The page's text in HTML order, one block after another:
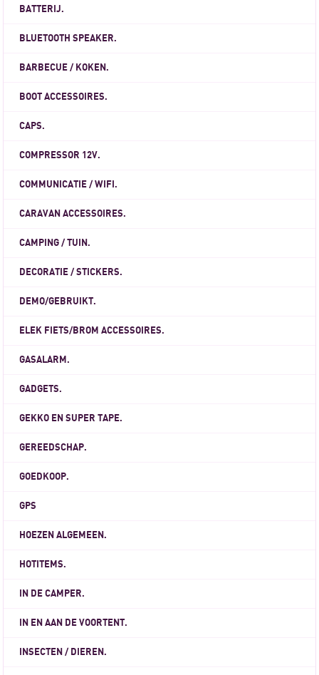
BATTERIJ.
BLUETOOTH SPEAKER.
BARBECUE / KOKEN.
BOOT ACCESSOIRES.
CAPS.
COMPRESSOR 12V.
COMMUNICATIE / WIFI.
CARAVAN ACCESSOIRES.
CAMPING / TUIN.
DECORATIE / STICKERS.
DEMO/GEBRUIKT.
ELEK FIETS/BROM ACCESSOIRES.
GASALARM.
GADGETS.
GEKKO EN SUPER TAPE.
GEREEDSCHAP.
GOEDKOOP.
GPS
HOEZEN ALGEMEEN.
HOTITEMS.
IN DE CAMPER.
IN EN AAN DE VOORTENT.
INSECTEN / DIEREN.